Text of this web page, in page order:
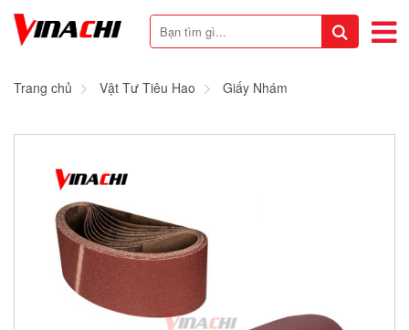
Trang chủ Vật Tư Tiêu Hao Giấy Nhám